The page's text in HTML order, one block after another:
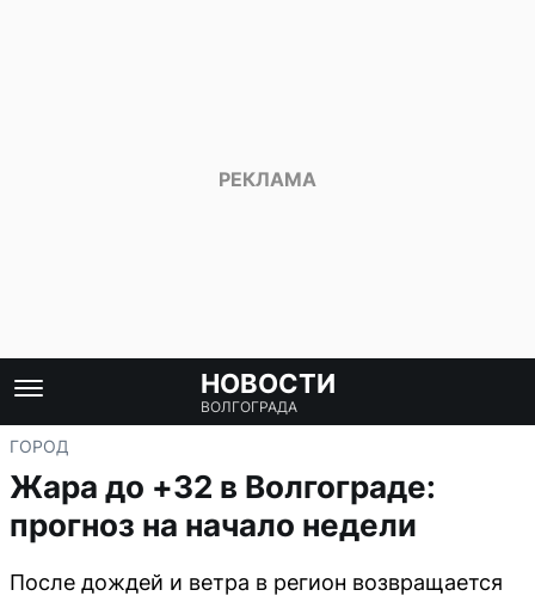
НОВОСТИ
ВОЛГОГРАДА
ГОРОД
Жара до +32 в Волгограде:
прогноз на начало недели
После дождей и ветра в регион возвращается